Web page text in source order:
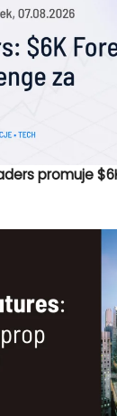
promuje